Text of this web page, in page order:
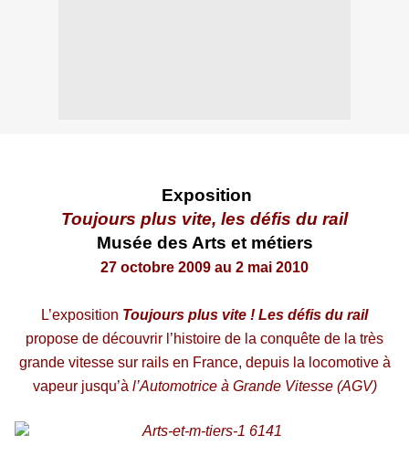
Exposition
Toujours plus vite, les défis du rail
Musée des Arts et métiers
27 octobre 2009 au 2 mai 2010
L’exposition Toujours plus vite ! Les défis du rail
propose de découvrir l’histoire de la conquête de la très
grande vitesse sur rails en France, depuis la locomotive à
vapeur jusqu’à l’Automotrice à Grande Vitesse (AGV)